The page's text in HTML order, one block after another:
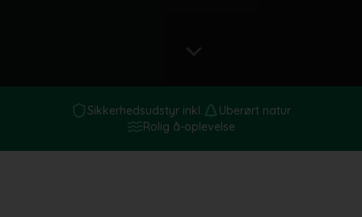
Sikkerhedsudstyr inkl.
Uberørt natur
Rolig å-oplevelse